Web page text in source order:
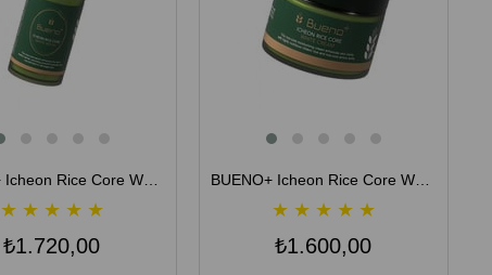
BUENO+ Icheon Rice Core White Canlandırıcı Nemlendirici Cilt Serumu 50 mL
★ ★ ★ ★ ★
₺1.720,00
BUENO+ Icheon Rice Core White Canlandırıcı Yüz Kremi 80 mL
★ ★ ★ ★ ★
₺1.600,00